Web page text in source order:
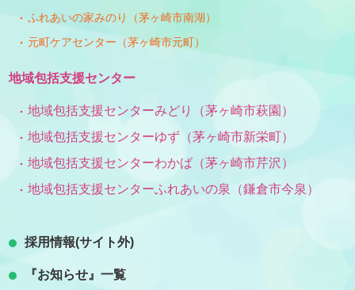
ふれあいの家みのり（茅ヶ崎市南湖）
元町ケアセンター（茅ヶ崎市元町）
地域包括支援センター
地域包括支援センターみどり（茅ヶ崎市萩園）
地域包括支援センターゆず（茅ヶ崎市新栄町）
地域包括支援センターわかば（茅ヶ崎市芹沢）
地域包括支援センターふれあいの泉（鎌倉市今泉）
採用情報(サイト外)
『お知らせ』一覧